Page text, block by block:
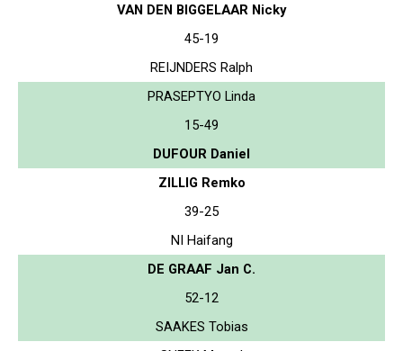
VAN DEN BIGGELAAR Nicky
45-19
REIJNDERS Ralph
PRASEPTYO Linda
15-49
DUFOUR Daniel
ZILLIG Remko
39-25
NI Haifang
DE GRAAF Jan C.
52-12
SAAKES Tobias